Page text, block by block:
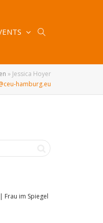
» Jessica Hoyer
hamburg.eu
Frau im Spiegel